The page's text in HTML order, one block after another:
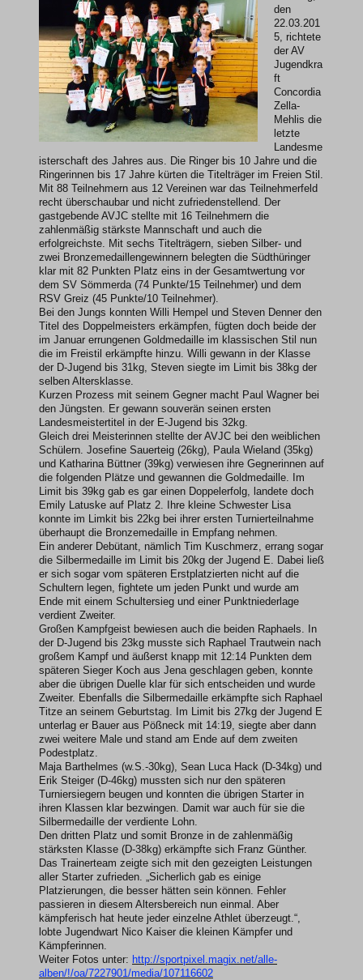
den
22.03.201
5, richtete
der AV
Jugendkra
ft
Concordia
Zella-
Mehlis die
letzte
Landesme
isterschaft des Jahres aus. Die Ringer bis 10 Jahre und die
Ringerinnen bis 17 Jahre kürten die Titelträger im Freien Stil.
Mit 88 Teilnehmern aus 12 Vereinen war das Teilnehmerfeld
recht überschaubar und nicht zufriedenstellend. Der
gastgebende AVJC stellte mit 16 Teilnehmern die
zahlenmäßig stärkste Mannschaft und auch die
erfolgreichste. Mit sechs Titelträgern, sieben Silber- und
zwei Bronzemedaillengewinnern belegten die Südthüringer
klar mit 82 Punkten Platz eins in der Gesamtwertung vor
dem SV Sömmerda (74 Punkte/15 Teilnehmer) und dem
RSV Greiz (45 Punkte/10 Teilnehmer).
Bei den Jungs konnten Willi Hempel und Steven Denner den
Titel des Doppelmeisters erkämpfen, fügten doch beide der
im Januar errungenen Goldmedaille im klassischen Stil nun
die im Freistil erkämpfte hinzu. Willi gewann in der Klasse
der D-Jugend bis 31kg, Steven siegte im Limit bis 38kg der
selben Altersklasse.
Kurzen Prozess mit seinem Gegner macht Paul Wagner bei
den Jüngsten. Er gewann souverän seinen ersten
Landesmeistertitel in der E-Jugend bis 32kg.
Gleich drei Meisterinnen stellte der AVJC bei den weiblichen
Schülern. Josefine Sauerteig (26kg), Paula Wieland (35kg)
und Katharina Büttner (39kg) verwiesen ihre Gegnerinnen auf
die folgenden Plätze und gewannen die Goldmedaille. Im
Limit bis 39kg gab es gar einen Doppelerfolg, landete doch
Emily Latuske auf Platz 2. Ihre kleine Schwester Lisa
konnte im Limkit bis 22kg bei ihrer ersten Turnierteilnahme
überhaupt die Bronzemedaille in Empfang nehmen.
Ein anderer Debütant, nämlich Tim Kuschmerz, errang sogar
die Silbermedaille im Limit bis 20kg der Jugend E. Dabei ließ
er sich sogar vom späteren Erstplatzierten nicht auf die
Schultern legen, fightete um jeden Punkt und wurde am
Ende mit einem Schultersieg und einer Punktniederlage
verdient Zweiter.
Großen Kampfgeist bewiesen auch die beiden Raphaels. In
der D-Jugend bis 23kg musste sich Raphael Trautwein nach
großem Kampf und äußerst knapp mit 12:14 Punkten dem
späteren Sieger Koch aus Jena geschlagen geben, konnte
aber die übrigen Duelle klar für sich entscheiden und wurde
Zweiter. Ebenfalls die Silbermedaille erkämpfte sich Raphael
Titze an seinem Geburtstag. Im Limit bis 27kg der Jugend E
unterlag er Bauer aus Pößneck mit 14:19, siegte aber dann
zwei weitere Male und stand am Ende auf dem zweiten
Podestplatz.
Maja Barthelmes (w.S.-30kg), Sean Luca Hack (D-34kg) und
Erik Steiger (D-46kg) mussten sich nur den späteren
Turniersiegern beugen und konnten die übrigen Starter in
ihren Klassen klar bezwingen. Damit war auch für sie die
Silbermedaille der verdiente Lohn.
Den dritten Platz und somit Bronze in de zahlenmäßig
stärksten Klasse (D-38kg) erkämpfte sich Franz Günther.
Das Trainerteam zeigte sich mit den gezeigten Leistungen
aller Starter zufrieden. „Sicherlich gab es einige
Platzierungen, die besser hätten sein können. Fehler
passieren in diesem Altersbereich nun einmal. Aber
kämpferisch hat heute jeder einzelne Athlet überzeugt.“,
lobte Jugendwart Nico Kaiser die kleinen Kämpfer und
Kämpferinnen.
Weiter Fotos unter: http://sportpixel.magix.net/alle-
alben/!/oa/7227901/media/107116602